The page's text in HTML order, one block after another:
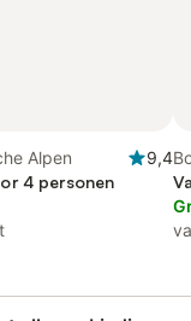
Alpen
9,4
4 personen